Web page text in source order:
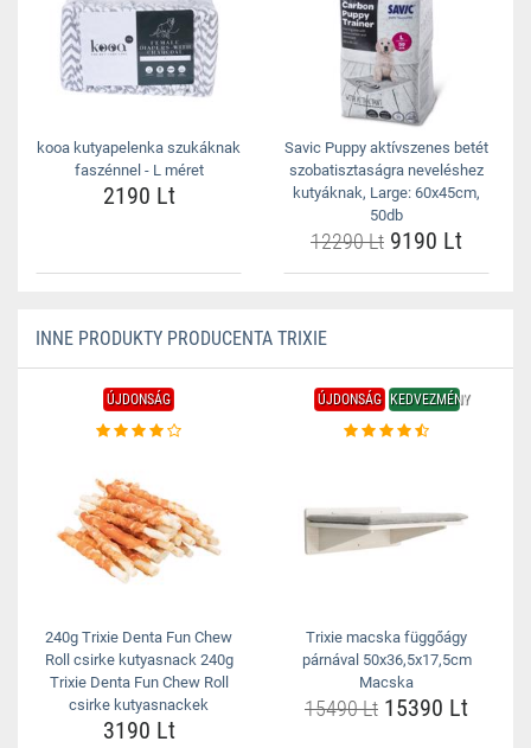
kooa kutyapelenka szukáknak
faszénnel - L méret
2190 Lt
Savic Puppy aktívszenes betét
szobatisztaságra neveléshez
kutyáknak, Large: 60x45cm,
50db
12290 Lt 9190 Lt
INNE PRODUKTY PRODUCENTA TRIXIE
ÚJDONSÁG
240g Trixie Denta Fun Chew
Roll csirke kutyasnack 240g
Trixie Denta Fun Chew Roll
csirke kutyasnackek
3190 Lt
ÚJDONSÁG KEDVEZMÉNY
Trixie macska függőágy
párnával 50x36,5x17,5cm
Macska
15490 Lt 15390 Lt